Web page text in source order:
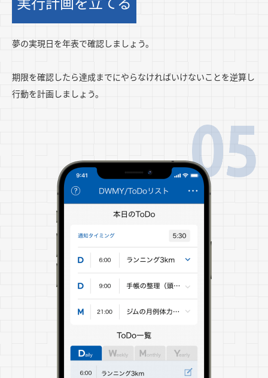
夢の実現日を年表で確認しましょう。
期限を確認したら達成までにやらなければいけないことを逆算し
行動を計画しましょう。